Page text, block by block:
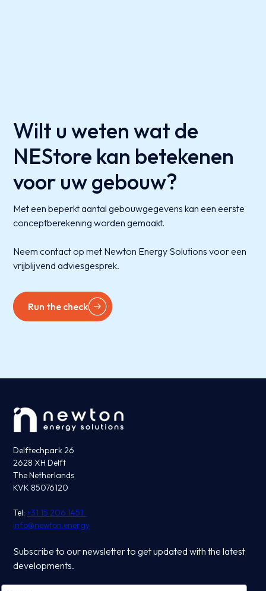
Wilt u weten wat de
NEStore kan betekenen
voor uw gebouw?
Met een beperkt aantal gebouwgegevens kan een eerste
conceptberekening worden gemaakt.
Neem contact op met Newton Energy Solutions voor een
vrijblijvend adviesgesprek.
Run the check
Delftechpark 26
2628 XH Delft
The Netherlands
KVK 85076120
Tel:+31 15 206 1451
info@newton.energy
Subscribe to our newsletter to get updated with the latest
developments.